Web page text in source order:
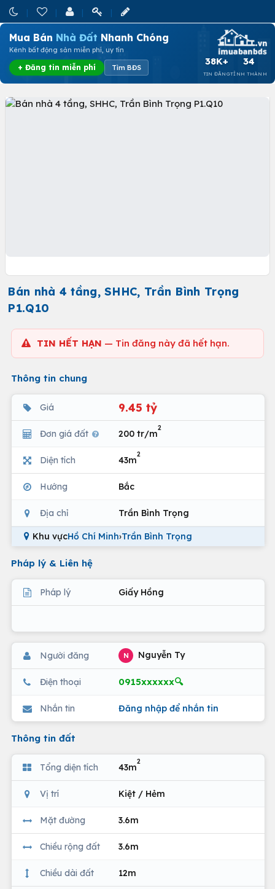
Mua Bán Nhà Đất Nhanh Chóng
Kênh bất động sản miễn phí, uy tín
+ Đăng tin miễn phí Tìm BĐS
38K+
TIN ĐĂNG
34
TỈNH THÀNH
Bán nhà 4 tầng, SHHC, Trần Bình Trọng
P1.Q10
TIN HẾT HẠN — Tin đăng này đã hết hạn.
Thông tin chung
Giá 9.45 tỷ
Đơn giá đất 200 tr/m
2
Diện tích 43m
2
Hướng Bắc
Địa chỉ Trần Bình Trọng
Khu vựcHồ Chí Minh›Trần Bình Trọng
Pháp lý & Liên hệ
Pháp lý Giấy Hồng
Người đăng N Nguyễn Ty
Điện thoại 0915xxxxxx🔍
Nhắn tin Đăng nhập để nhắn tin
Thông tin đất
Tổng diện tích 43m
2
Vị trí Kiệt / Hẻm
Mặt đường 3.6m
Chiều rộng đất 3.6m
Chiều dài đất 12m